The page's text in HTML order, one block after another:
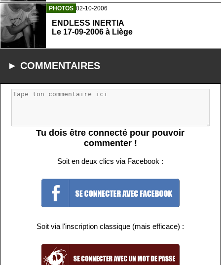
PHOTOS 02-10-2006
ENDLESS INERTIA
Le 17-09-2006 à Liège
► COMMENTAIRES
Tu dois être connecté pour pouvoir
commenter !
Soit en deux clics via Facebook :
Soit via l'inscription classique (mais efficace) :